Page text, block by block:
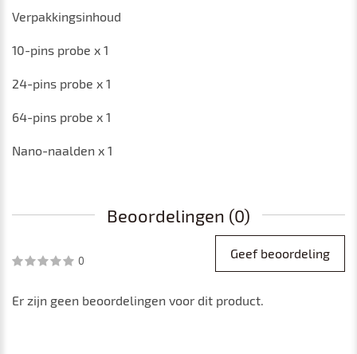
Verpakkingsinhoud
10-pins probe x 1
24-pins probe x 1
64-pins probe x 1
Nano-naalden x 1
Beoordelingen (0)
0 Geef beoordeling
Er zijn geen beoordelingen voor dit product.